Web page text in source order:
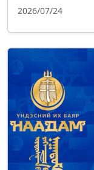
2026/07/24